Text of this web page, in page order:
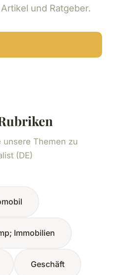
und Ratgeber.
unsere Themen zu
(DE)
Immobilien
Geschäft